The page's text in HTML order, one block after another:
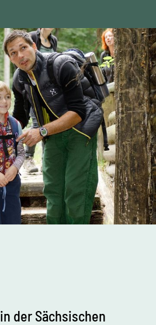
in der Sächsischen